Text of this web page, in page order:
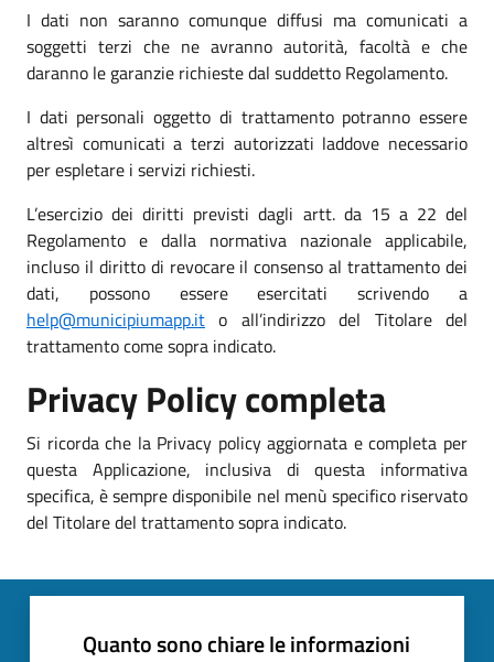
I dati non saranno comunque diffusi ma comunicati a
soggetti terzi che ne avranno autorità, facoltà e che
daranno le garanzie richieste dal suddetto Regolamento.
I dati personali oggetto di trattamento potranno essere
altresì comunicati a terzi autorizzati laddove necessario
per espletare i servizi richiesti.
L’esercizio dei diritti previsti dagli artt. da 15 a 22 del
Regolamento e dalla normativa nazionale applicabile,
incluso il diritto di revocare il consenso al trattamento dei
dati, possono essere esercitati scrivendo a
help@municipiumapp.it o all’indirizzo del Titolare del
trattamento come sopra indicato.
Privacy Policy completa
Si ricorda che la Privacy policy aggiornata e completa per
questa Applicazione, inclusiva di questa informativa
specifica, è sempre disponibile nel menù specifico riservato
del Titolare del trattamento sopra indicato.
Quanto sono chiare le informazioni